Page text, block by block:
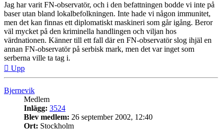
Jag har varit FN-observatör, och i den befattningen bodde vi inte på
baser utan bland lokalbefolkningen. Inte hade vi någon immunitet,
men det kan finnas ett diplomatiskt maskineri som går igång. Beror
väl mycket på den kriminella handlingen och viljan hos
värdnationen. Känner till ett fall där en FN-observatör slog ihjäl en
annan FN-observatör på serbisk mark, men det var inget som
serberna ville ta tag i.
Upp
Bjernevik
Medlem
Inlägg: 3524
Blev medlem: 26 september 2002, 12:40
Ort: Stockholm